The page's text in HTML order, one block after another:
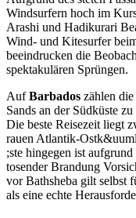
Windsurfern hoch im
Arashi und Hadikurari
Wind- und Kitesurfer
beeindrucken die
spektakulären Sprüngen.
AufBarbados zählen
Sands an der Südküste
Die beste Reisezeit liegt
rauen Atlantik-Ostk&uuml
;ste hingegen ist
tosender Brandung
vor Bathsheba gilt selbst
als eine echte